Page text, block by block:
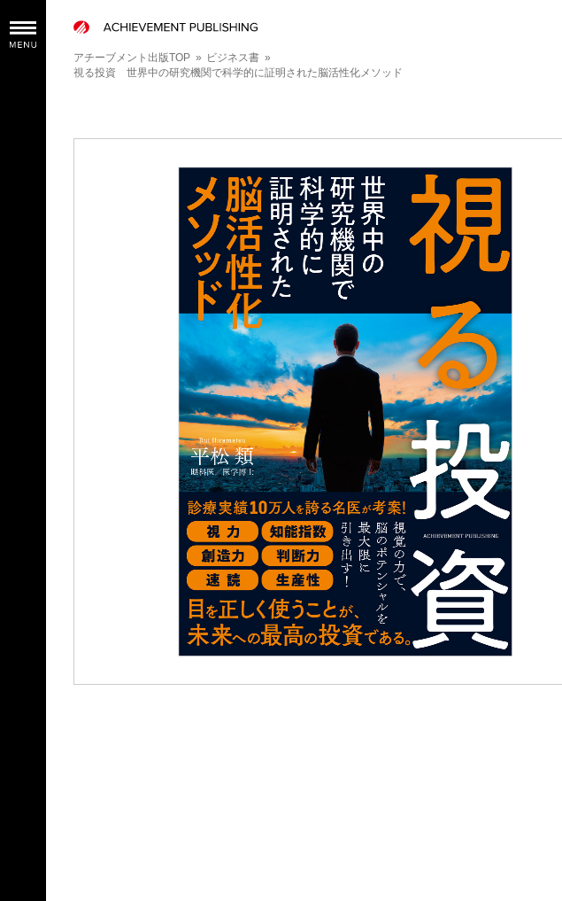
アチーブメント出版TOP» ビジネス書»
視る投資 世界中の研究機関で科学的に証明された脳活性化メソッド